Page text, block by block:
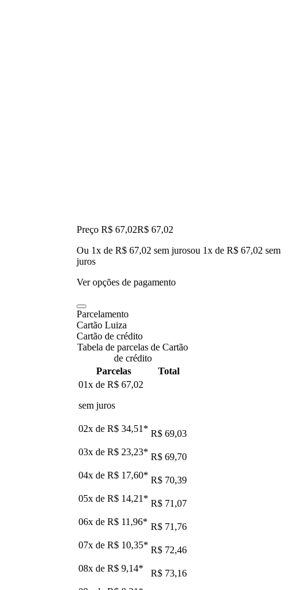
Preço R$ 67,02R$ 67,02
Ou 1x de R$ 67,02 sem jurosou 1x de R$ 67,02 sem
juros
Ver opções de pagamento
Parcelamento
Cartão Luiza
Cartão de crédito
Tabela de parcelas de Cartão
de crédito
Parcelas
Total
01x de R$ 67,02
sem juros
02x de R$ 34,51 * R$ 69,03
03x de R$ 23,23* R$ 69,70
04x de R$ 17,60* R$ 70,39
05x de R$ 14,21 * R$ 71,07
06x de R$ 11,96* R$ 71,76
07x de R$ 10,35* R$ 72,46
08x de R$ 9,14*
R$ 73,16